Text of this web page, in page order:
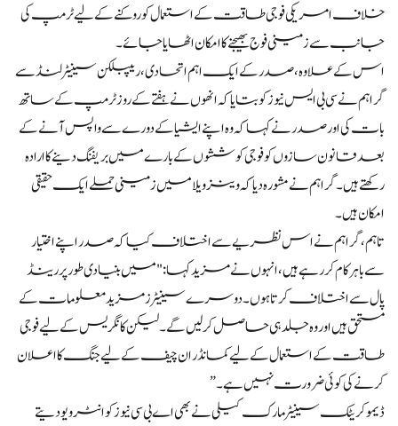
خلاف امریکی فوجی طاقت کے استعمال کو روکنے کے لیے ٹرمپ کی
جانب سے زمینی فوج بھیجنے کا امکان اٹھایا جائے۔
اس کے علاوہ، صدر کے ایک اہم اتحادی، ریپبلکن سینیٹر لنڈسے
گراہم نے سی بی ایس نیوز کو بتایا کہ انھوں نے ہفتے کے روز ٹرمپ کے ساتھ
بات کی اور صدر نے کہا کہ وہ اپنے ایشیا کے دورے سے واپس آنے کے
بعد قانون سازوں کو فوجی کوششوں کے بارے میں بریفنگ دینے کا ارادہ
رکھتے ہیں۔ گراہم نے مشورہ دیا کہ وینزویلا میں زمینی حملے ایک حقیقی
امکان ہیں۔
تاہم، گراہم نے اس نظریے سے اختلاف کیا کہ صدر اپنے اختیار
سے باہر کام کر رہے ہیں، انہوں نے مزید کہا: "میں بنیادی طور پر رینڈ
پال سے اختلاف کرتا ہوں۔ دوسرے سینیٹرز مزید معلومات کے
مستحق ہیں اور وہ جلد ہی حاصل کر لیں گے۔ لیکن کانگریس کے لیے فوجی
طاقت کے استعمال کے لیے کمانڈر ان چیف کے لیے جنگ کا اعلان
کرنے کی کوئی ضرورت نہیں ہے۔”
ڈیموکریٹک سینیٹر مارک کیلی نے بھی اے بی سی نیوز کو انٹرویو دیتے